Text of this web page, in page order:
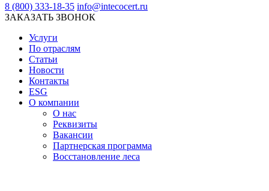
8 (800) 333-18-35 info@intecocert.ru
ЗАКАЗАТЬ ЗВОНОК
Услуги
По отраслям
Статьи
Новости
Контакты
ESG
О компании
О нас
Реквизиты
Вакансии
Партнерская программа
Восстановление леса